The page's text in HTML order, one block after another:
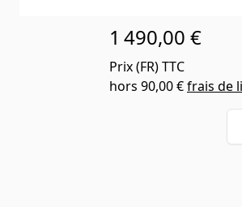
1 490,00 €
Prix (FR) TTC
hors 90,00 €frais de